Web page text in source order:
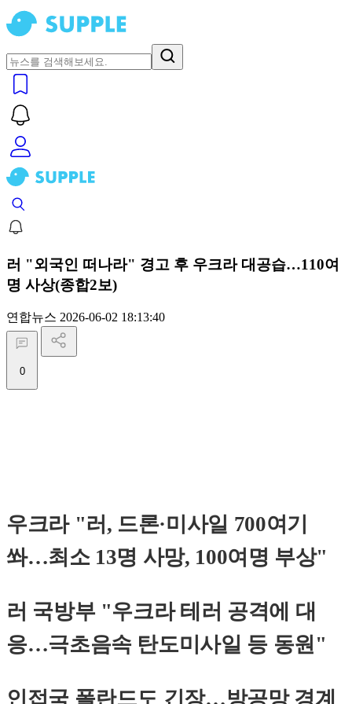
러 "외국인 떠나라" 경고 후 우크라 대공습…110여
명 사상(종합2보)
연합뉴스 2026-06-02 18:13:40
0
우크라 "러, 드론·미사일 700여기
쏴…최소 13명 사망, 100여명 부상"
러 국방부 "우크라 테러 공격에 대
응…극초음속 탄도미사일 등 동원"
인접국 폴란드도 긴장…방공망 경계